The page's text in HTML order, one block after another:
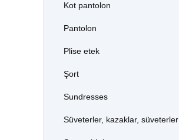
Kot pantolon
Pantolon
Plise etek
Şort
Sundresses
Süveterler, kazaklar, süveterler